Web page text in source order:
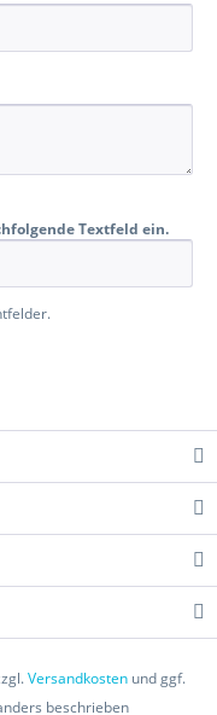
Textfeld ein.
Versandkosten und ggf.
beschrieben